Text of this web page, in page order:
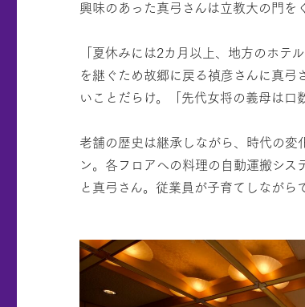
興味のあった真弓さんは立教大の門を
「夏休みには2カ月以上、地方のホ
を継ぐため故郷に戻る禎彦さんに真
いことだらけ。「先代女将の義母は口
老舗の歴史は継承しながら、時代の
ン。各フロアへの料理の自動運搬シス
と真弓さん。従業員が子育てしながら